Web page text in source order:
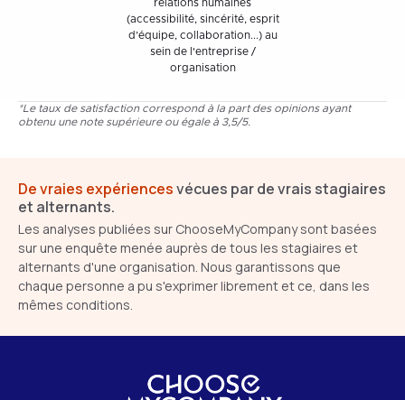
relations humaines
(accessibilité, sincérité, esprit
d’équipe, collaboration...) au
sein de l'entreprise /
organisation
*Le taux de satisfaction correspond à la part des opinions ayant
obtenu une note supérieure ou égale à 3,5/5.
De vraies expériencesvécues par de vrais stagiaires
et alternants.
Les analyses publiées sur ChooseMyCompany sont basées
sur une enquête menée auprès de tous les stagiaires et
alternants d'une organisation. Nous garantissons que
chaque personne a pu s'exprimer librement et ce, dans les
mêmes conditions.